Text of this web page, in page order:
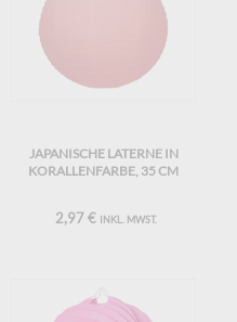
JAPANISCHE LATERNE IN
KORALLENFARBE, 35 CM
2,97 € INKL. MWST.